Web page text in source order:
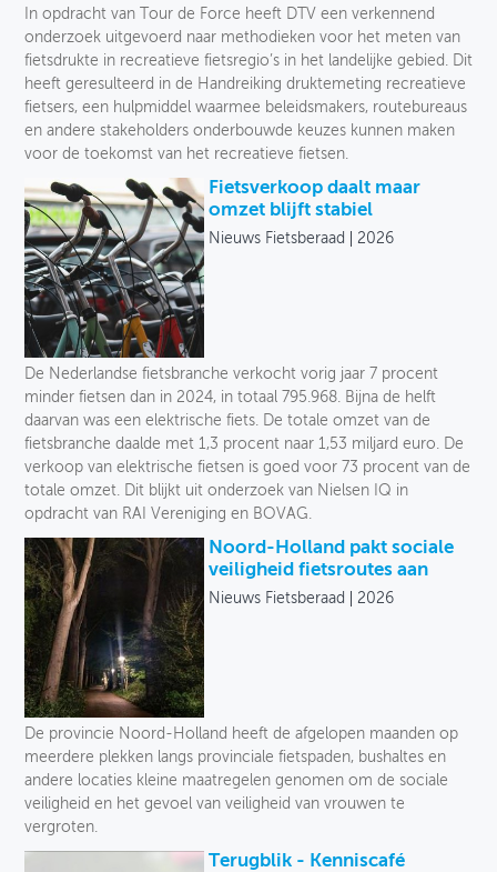
In opdracht van Tour de Force heeft DTV een verkennend
onderzoek uitgevoerd naar methodieken voor het meten van
fietsdrukte in recreatieve fietsregio’s in het landelijke gebied. Dit
heeft geresulteerd in de Handreiking druktemeting recreatieve
fietsers, een hulpmiddel waarmee beleidsmakers, routebureaus
en andere stakeholders onderbouwde keuzes kunnen maken
voor de toekomst van het recreatieve fietsen.
Fietsverkoop daalt maar
omzet blijft stabiel
Nieuws Fietsberaad 2026
De Nederlandse fietsbranche verkocht vorig jaar 7 procent
minder fietsen dan in 2024, in totaal 795.968. Bijna de helft
daarvan was een elektrische fiets. De totale omzet van de
fietsbranche daalde met 1,3 procent naar 1,53 miljard euro. De
verkoop van elektrische fietsen is goed voor 73 procent van de
totale omzet. Dit blijkt uit onderzoek van Nielsen IQ in
opdracht van RAI Vereniging en BOVAG.
Noord-Holland pakt sociale
veiligheid fietsroutes aan
Nieuws Fietsberaad 2026
De provincie Noord-Holland heeft de afgelopen maanden op
meerdere plekken langs provinciale fietspaden, bushaltes en
andere locaties kleine maatregelen genomen om de sociale
veiligheid en het gevoel van veiligheid van vrouwen te
vergroten.
Terugblik - Kenniscafé